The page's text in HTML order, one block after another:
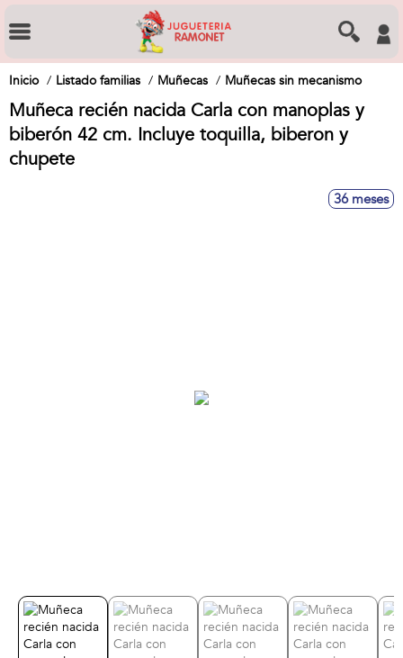
Inicio Listado familias Muñecas Muñecas sin mecanismo
Muñeca recién nacida Carla con manoplas y
biberón 42 cm. Incluye toquilla, biberon y
chupete
36 meses